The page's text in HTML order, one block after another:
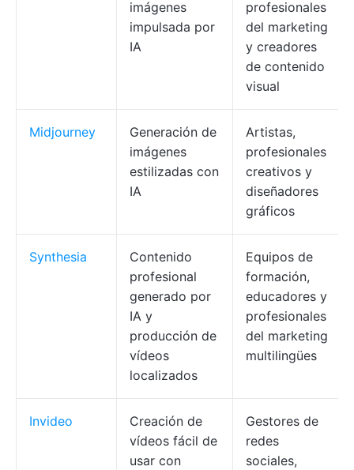
imágenes
impulsada por
IA
profesionales
del marketing
y creadores
de contenido
visual
Midjourney
Generación de
imágenes
estilizadas con
IA
Artistas,
profesionales
creativos y
diseñadores
gráficos
Synthesia
Contenido
profesional
generado por
IA y
producción de
vídeos
localizados
Equipos de
formación,
educadores y
profesionales
del marketing
multilingües
Invideo
Creación de
vídeos fácil de
usar con
Gestores de
redes
sociales,